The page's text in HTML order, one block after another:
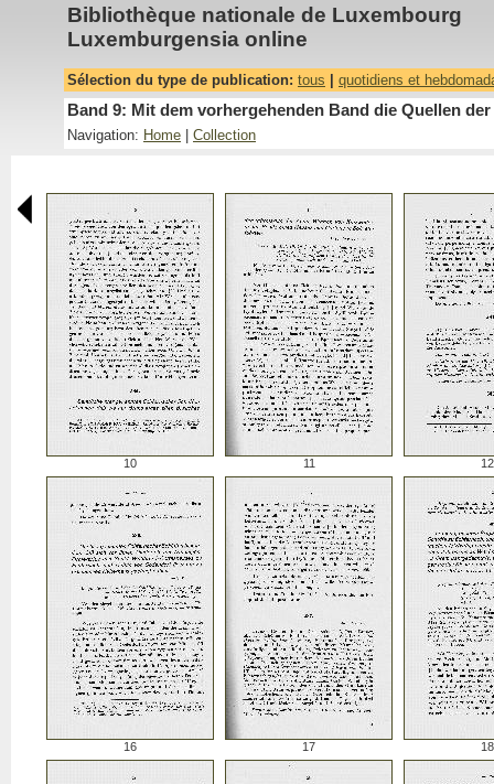
Bibliothèque nationale de Luxembourg
Luxemburgensia online
Sélection du type de publication: tous quotidiens et
Band 9: Mit dem vorhergehenden Band die Quellen
Navigation: Home Collection
10 11 12
16 17 18